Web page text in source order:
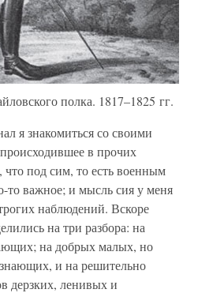
полка. 1817–1825 гг.
я знакомиться со своими
в прочих
под сим, то есть военным
то важное; и мысль сия у меня
наблюдений. Вскоре
на три разбора: на
на добрых малых, но
и на решительно
дерзких, ленивых и